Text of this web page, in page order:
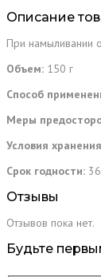
(150
Описание
При намыливании
Объем: 150 г
Способ
Меры
Условия
Срок годности:
Отзывы
Отзывов пока нет.
Будьте